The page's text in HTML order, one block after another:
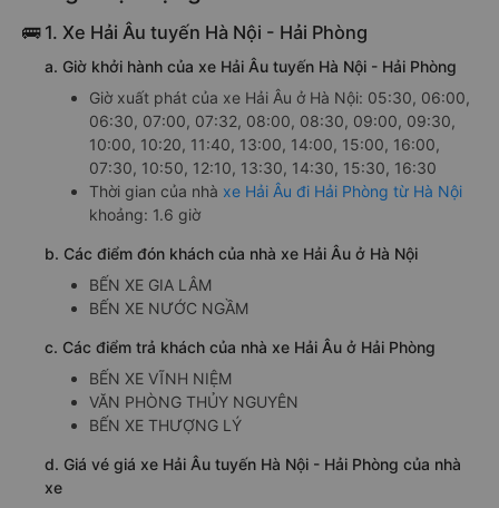
🚌 1. Xe Hải Âu tuyến Hà Nội - Hải Phòng
a. Giờ khởi hành của xe Hải Âu tuyến Hà Nội - Hải Phòng
Giờ xuất phát của xe Hải Âu ở Hà Nội: 05:30, 06:00,
06:30, 07:00, 07:32, 08:00, 08:30, 09:00, 09:30,
10:00, 10:20, 11:40, 13:00, 14:00, 15:00, 16:00,
07:30, 10:50, 12:10, 13:30, 14:30, 15:30, 16:30
Thời gian của nhà xe Hải Âu đi Hải Phòng từ Hà Nội
khoảng: 1.6 giờ
b. Các điểm đón khách của nhà xe Hải Âu ở Hà Nội
BẾN XE GIA LÂM
BẾN XE NƯỚC NGẦM
c. Các điểm trả khách của nhà xe Hải Âu ở Hải Phòng
BẾN XE VĨNH NIỆM
VĂN PHÒNG THỦY NGUYÊN
BẾN XE THƯỢNG LÝ
d. Giá vé giá xe Hải Âu tuyến Hà Nội - Hải Phòng của nhà
xe